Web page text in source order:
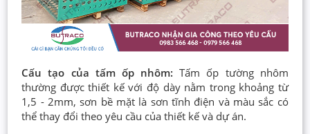
Cấu tạo của tấm ốp nhôm: Tấm ốp tường nhôm
thường được thiết kế với độ dày nằm trong khoảng từ
1,5 - 2mm, sơn bề mặt là sơn tĩnh điện và màu sắc có
thể thay đổi theo yêu cầu của thiết kế và dự án.